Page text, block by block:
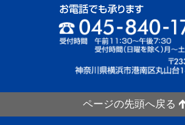
ページの先頭へ戻る